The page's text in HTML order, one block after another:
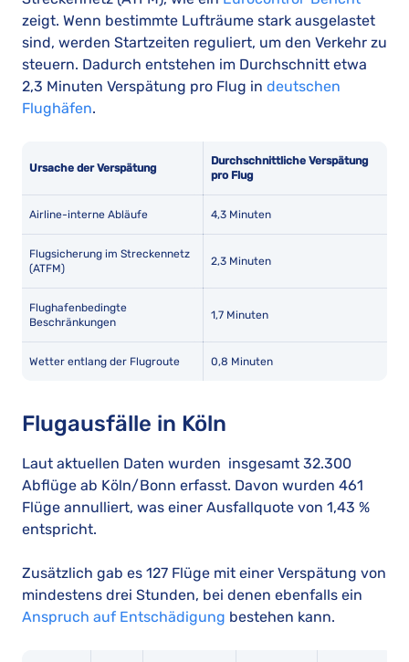
zeigt. Wenn bestimmte Lufträume stark ausgelastet
sind, werden Startzeiten reguliert, um den Verkehr zu
steuern. Dadurch entstehen im Durchschnitt etwa
2,3 Minuten Verspätung pro Flug in deutschen
Flughäfen.
Ursache der Verspätung
Durchschnittliche Verspätung
pro Flug
Airline-interne Abläufe 4,3 Minuten
Flugsicherung im Streckennetz
(ATFM)
2,3 Minuten
Flughafenbedingte
Beschränkungen
1,7 Minuten
Wetter entlang der Flugroute 0,8 Minuten
Flugausfälle in Köln
Laut aktuellen Daten wurden insgesamt 32.300
Abflüge ab Köln/Bonn erfasst. Davon wurden 461
Flüge annulliert, was einer Ausfallquote von 1,43 %
entspricht.
Zusätzlich gab es 127 Flüge mit einer Verspätung von
mindestens drei Stunden, bei denen ebenfalls ein
Anspruch auf Entschädigung bestehen kann.